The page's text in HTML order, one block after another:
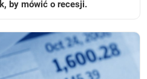
by mówić o recesji.